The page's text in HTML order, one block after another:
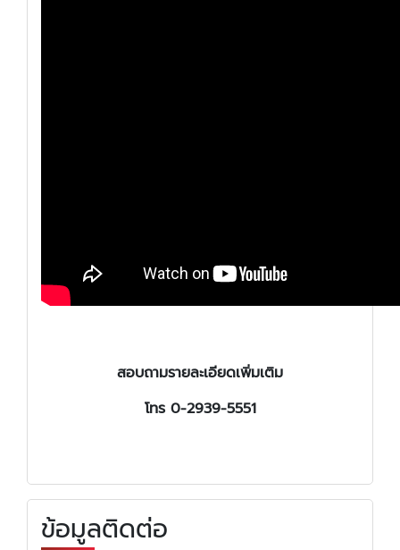
สอบถามรายละเอียดเพิ่มเติม
โทร 0-2939-5551
ข้อมูลติดต่อ